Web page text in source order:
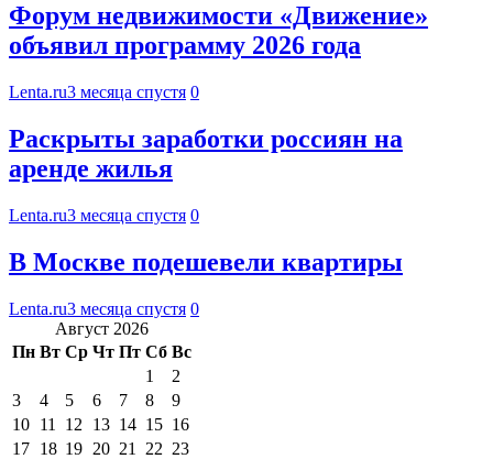
Форум недвижимости «Движение»
объявил программу 2026 года
Lenta.ru3 месяца спустя 0
Раскрыты заработки россиян на
аренде жилья
Lenta.ru3 месяца спустя 0
В Москве подешевели квартиры
Lenta.ru3 месяца спустя 0
Август 2026
Пн Вт Ср Чт Пт Сб Вс
1
2
3
4 5 6 7 8
9
10 11 12 13 14 15 16
17 18 19 20 21 22 23